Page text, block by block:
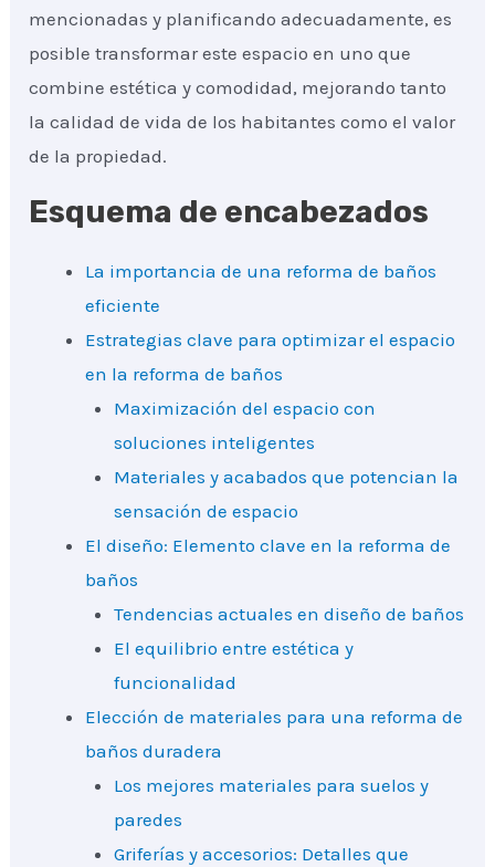
mencionadas y planificando adecuadamente, es
posible transformar este espacio en uno que
combine estética y comodidad, mejorando tanto
la calidad de vida de los habitantes como el valor
de la propiedad.
Esquema de encabezados
La importancia de una reforma de baños
eficiente
Estrategias clave para optimizar el espacio
en la reforma de baños
Maximización del espacio con
soluciones inteligentes
Materiales y acabados que potencian la
sensación de espacio
El diseño: Elemento clave en la reforma de
baños
Tendencias actuales en diseño de baños
El equilibrio entre estética y
funcionalidad
Elección de materiales para una reforma de
baños duradera
Los mejores materiales para suelos y
paredes
Griferías y accesorios: Detalles que